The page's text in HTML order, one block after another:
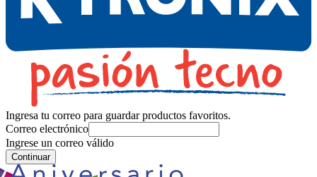
Ingresa tu correo para guardar productos favoritos.
Correo electrónico
Ingrese un correo válido
Continuar